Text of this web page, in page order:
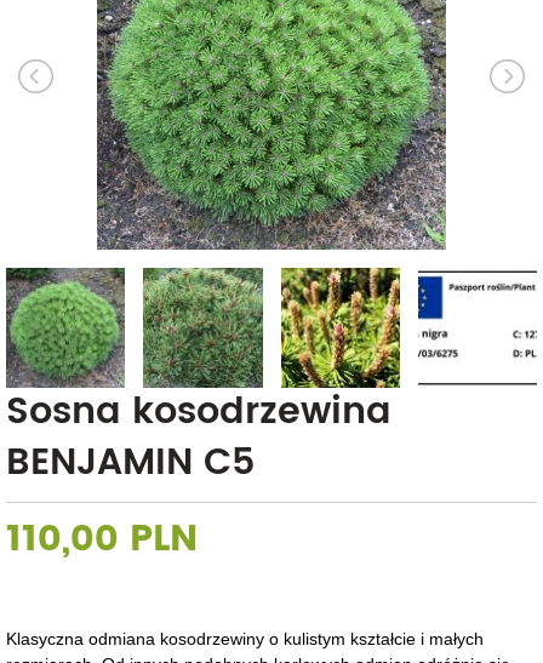
Sosna kosodrzewina
BENJAMIN C5
110,00 PLN
Klasyczna odmiana kosodrzewiny o kulistym kształcie i małych